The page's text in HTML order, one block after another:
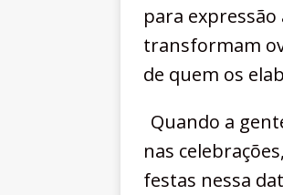
para
transformam
de quem os
Quando a
nas
festas nessa